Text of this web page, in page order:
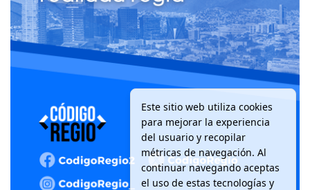
Este sitio web utiliza cookies
para mejorar la experiencia
del usuario y recopilar
métricas de navegación. Al
continuar navegando aceptas
el uso de estas tecnologías y